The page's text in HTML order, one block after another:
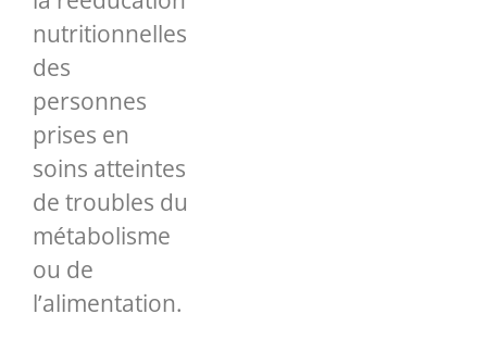
nutritionnelles
des
personnes
prises en
soins atteintes
de troubles du
métabolisme
ou de
l’alimentation.